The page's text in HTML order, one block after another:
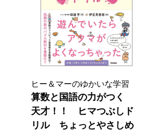
ヒー＆マーのゆかいな学習
算数と国語の力がつく
天才！！ ヒマつぶしド
リル ちょっとやさしめ